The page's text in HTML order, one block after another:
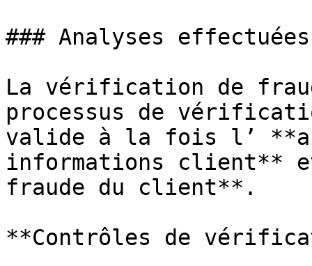
### Analyses effectuées
La vérification de
processus de
valide à la fois l’
informations client**
fraude du client**.
**Contrôles de